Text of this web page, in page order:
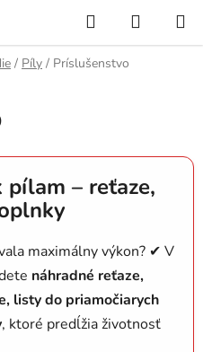
Hľadať
KOŠÍK
/ Píly / Príslušenstvo
– reťaze,
maximálny výkon? ✔ V
náhradné reťaze,
listy do priamočiarych
, ktoré predĺžia životnosť